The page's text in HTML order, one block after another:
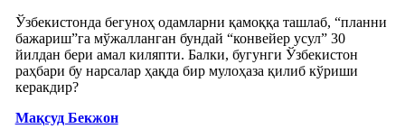
Ўзбекистонда бегуноҳ одамларни қамоққа ташлаб, “планни
бажариш”га мўжалланган бундай “конвейер усул” 30
йилдан бери амал киляпти. Балки, бугунги Ўзбекистон
раҳбари бу нарсалар ҳақда бир мулоҳаза қилиб кўриши
керакдир?
Мақсуд Бекжон